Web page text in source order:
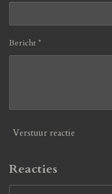
Bericht *
Verstuur reactie
Reacties